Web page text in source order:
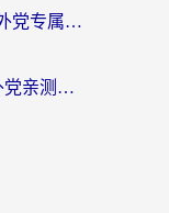
在国外怎么看nba直播网站？海外党专属体育观赛指南，告别地区限制！
国外怎么看手机腾讯视频？海外党亲测有效的追剧加速器选择指南